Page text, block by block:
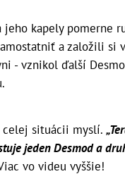
kapely pomerne
a založili si
- vznikol ďalší
situácii myslí.
jeden Desmod a
vo videu vyššie!